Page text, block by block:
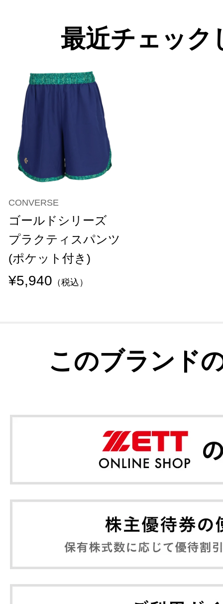
最近チェック
CONVERSE
ゴールドシリーズ
プラクティスパンツ
(ポケット付き)
¥5,940 （税込）
このブランド